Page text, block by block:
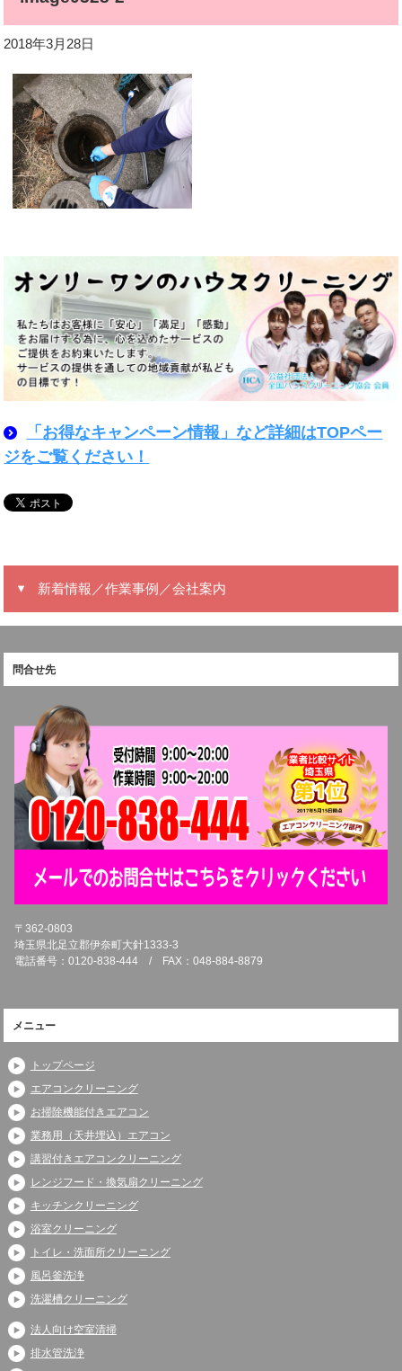
2018年3月28日
「お得なキャンペーン情報」など詳細はTOPペー
ジをご覧ください！
新着情報／作業事例／会社案内
問合せ先
〒362-0803
埼玉県北足立郡伊奈町大針1333-3
電話番号：0120-838-444 / FAX：048-884-8879
メニュー
トップページ
エアコンクリーニング
お掃除機能付きエアコン
業務用（天井埋込）エアコン
講習付きエアコンクリーニング
レンジフード・換気扇クリーニング
キッチンクリーニング
浴室クリーニング
トイレ・洗面所クリーニング
風呂釜洗浄
洗濯槽クリーニング
法人向け空室清掃
排水管洗浄